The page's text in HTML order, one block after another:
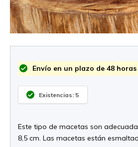
Envío en un plazo de 48 horas
Existencias: 5
Este tipo de macetas son
8,5 cm. Las macetas están